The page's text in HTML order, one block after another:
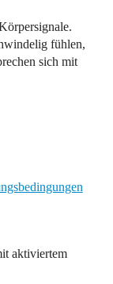
fühlen,
sich mit
aktiviertem